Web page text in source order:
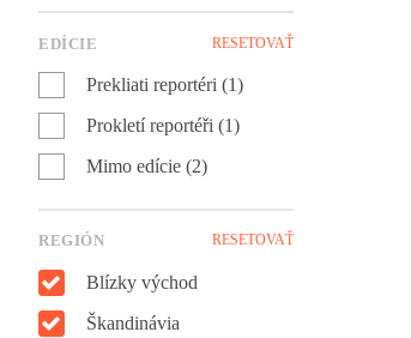
EDÍCIE RESETOVAŤ
Prekliati reportéri (1)
Prokletí reportéři (1)
Mimo edície (2)
REGIÓN RESETOVAŤ
Blízky východ
Škandinávia